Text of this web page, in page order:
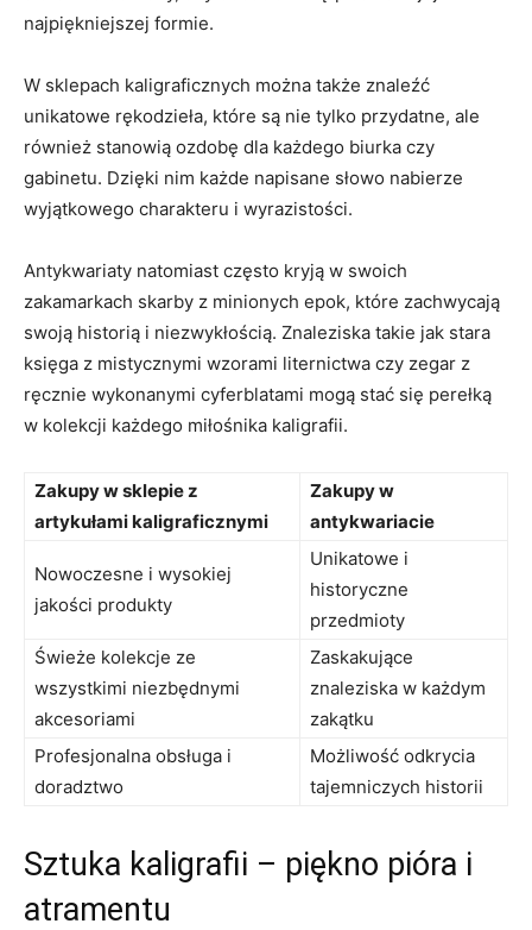
⁢najpiękniejszej‍ formie.
W sklepach kaligraficznych można ⁣także znaleźć
unikatowe rękodzieła, które ​są nie‍ tylko przydatne, ale
również stanowią ozdobę dla każdego biurka czy
‌gabinetu. Dzięki nim każde napisane ‌słowo nabierze
wyjątkowego charakteru i wyrazistości.
Antykwariaty natomiast często kryją w​ swoich
zakamarkach skarby z minionych epok, które zachwycają
swoją historią‍ i niezwykłością. Znaleziska takie jak stara
księga⁢ z mistycznymi wzorami‍ liternictwa czy zegar z
ręcznie‌ wykonanymi⁣ cyferblatami mogą stać się perełką
w kolekcji‍ każdego miłośnika ⁤kaligrafii.
Zakupy‍ w sklepie z
artykułami kaligraficznymi
Zakupy w
antykwariacie
Nowoczesne i wysokiej
jakości produkty
Unikatowe i⁢
historyczne
przedmioty
Świeże kolekcje ze‌
wszystkimi niezbędnymi
akcesoriami
Zaskakujące
znaleziska w każdym
zakątku
Profesjonalna⁢ obsługa⁤ i
doradztwo
Możliwość odkrycia⁤
tajemniczych historii
Sztuka ‍kaligrafii –⁤ piękno pióra i
atramentu